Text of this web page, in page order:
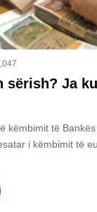
sërish? Ja
këmbimit të
i këmbimit të